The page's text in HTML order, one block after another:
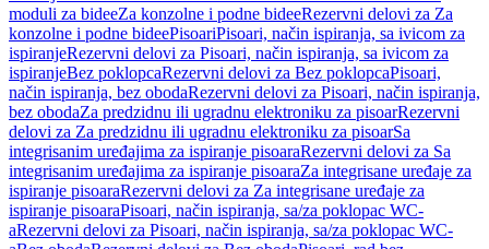
moduli za bideeZa konzolne i podne bideeRezervni delovi za Za
konzolne i podne bideePisoariPisoari, način ispiranja, sa ivicom za
ispiranjeRezervni delovi za Pisoari, način ispiranja, sa ivicom za
ispiranjeBez poklopcaRezervni delovi za Bez poklopcaPisoari,
način ispiranja, bez obodaRezervni delovi za Pisoari, način ispiranja,
bez obodaZa predzidnu ili ugradnu elektroniku za pisoarRezervni
delovi za Za predzidnu ili ugradnu elektroniku za pisoarSa
integrisanim uređajima za ispiranje pisoaraRezervni delovi za Sa
integrisanim uređajima za ispiranje pisoaraZa integrisane uređaje za
ispiranje pisoaraRezervni delovi za Za integrisane uređaje za
ispiranje pisoaraPisoari, način ispiranja, sa/za poklopac WC-
aRezervni delovi za Pisoari, način ispiranja, sa/za poklopac WC-